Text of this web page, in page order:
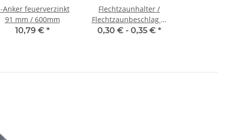
Anker feuerverzinkt
91 mm / 600mm
10,79 € *
Flechtzaunhalter /
Flechtzaunbeschlag L-
Form galvanisch
0,30 € - 0,35 € *